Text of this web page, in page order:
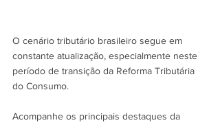
O cenário tributário brasileiro segue em
constante atualização, especialmente neste
período de transição da Reforma Tributária
do Consumo.
Acompanhe os principais destaques da